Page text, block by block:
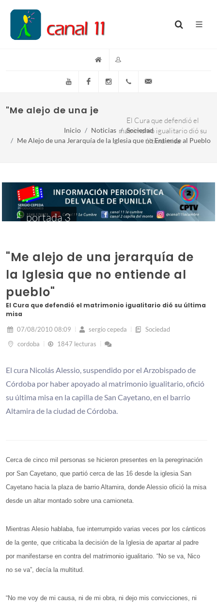
YouTube FacebookInstagram(+54)(9)3548-576073
"Me alejo de una jerarquía de la Iglesia
El Cura que defendió el
matrimonio igualitario dió su
última misa
Inicio Noticias
Sociedad
Me Alejo de una Jerarquía de la Iglesia que no Entiende al Pueblo
portada 3
"Me alejo de una jerarquía de
la Iglesia que no entiende al
pueblo"
El Cura que defendió el matrimonio igualitario dió su última
misa
07/08/2010 08:09 sergio cepeda
Sociedad
cordoba
1847 lecturas
El cura Nicolás Alessio, suspendido por el Arzobispado de
Córdoba por haber apoyado al matrimonio igualitario, ofició
su última misa en la capilla de San Cayetano, en el barrio
Altamira de la ciudad de Córdoba.
Cerca de cinco mil personas se hicieron presentes en la peregrinación
por San Cayetano, que partió cerca de las 16 desde la iglesia San
Cayetano hacia la plaza de barrio Altamira, donde Alessio ofició la misa
desde un altar montado sobre una camioneta.
Mientras Alesio hablaba, fue interrumpido varias veces por los cánticos
de la gente, que criticaba la decisión de la Iglesia de apartar al padre
por manifestarse en contra del matrimonio igualitario. “No se va, Nico
no se va”, decía la multitud.
“No me voy de mi causa, ni de mi obra, ni dejo mis convicciones, ni